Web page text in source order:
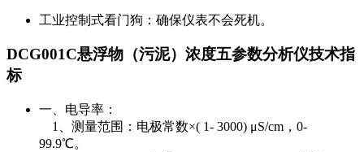
工业控制式看门狗：确保仪表不会死机。
DCG001C悬浮物（污泥）浓度五参数分析仪技术指
标
一、电导率：
1、测量范围：电极常数×( 1- 3000) μS/cm，0-
99.9℃。